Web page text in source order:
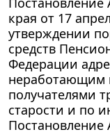
края от 17
утверждении
средств
Федерации
неработающим
получателями
старости и по
Постановление